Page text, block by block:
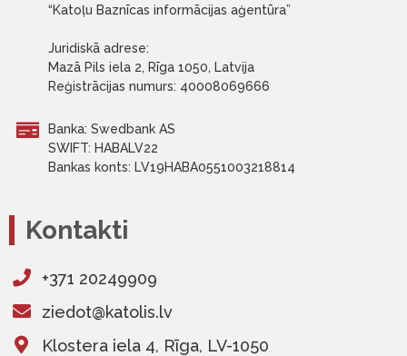
“Katoļu Baznīcas informācijas aģentūra”
Juridiskā adrese:
Mazā Pils iela 2, Rīga 1050, Latvija
Reģistrācijas numurs: 40008069666
Banka: Swedbank AS
SWIFT: HABALV22
Bankas konts: LV19HABA0551003218814
Kontakti
+371 20249909
ziedot@katolis.lv
Klostera iela 4, Rīga, LV-1050